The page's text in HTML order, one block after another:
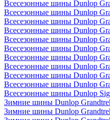
Всесезонные шины Dunlop
Всесезонные шины Dunlop
Всесезонные шины Dunlop
Всесезонные шины Dunlop
Всесезонные шины Dunlop
Всесезонные шины Dunlop
Всесезонные шины Dunlop
Всесезонные шины Dunlop
Всесезонные шины Dunlop
Всесезонные шины Dunlop
Всесезонные шины Dunlop
Зимние шины Dunlop
Зимние шины Dunlop